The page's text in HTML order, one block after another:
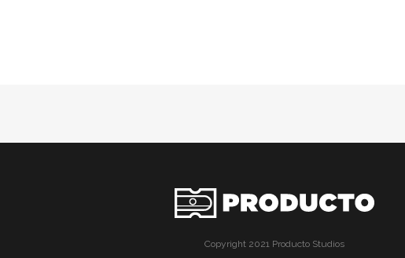
Copyright 2021 Producto Studios